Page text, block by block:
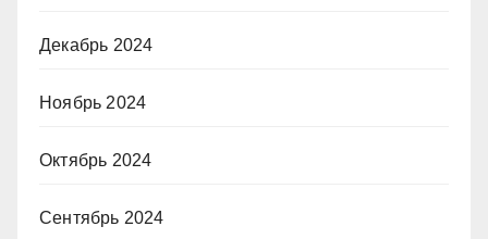
Декабрь 2024
Ноябрь 2024
Октябрь 2024
Сентябрь 2024